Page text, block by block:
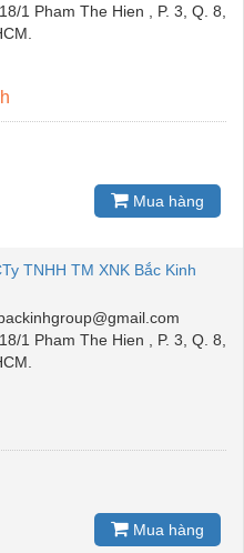
1 Pham The Hien , P. 3, Q. 8,
Mua hàng
TNHH TM XNK Bắc Kinh
1 Pham The Hien , P. 3, Q. 8,
Mua hàng